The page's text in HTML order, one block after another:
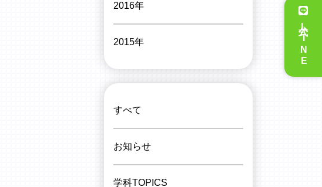
2016年
2015年
すべて
お知らせ
学科TOPICS
公式LINE